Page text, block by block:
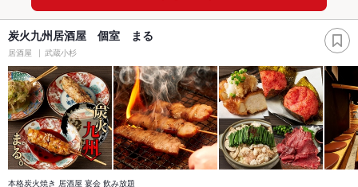
炭火九州居酒屋 個室 まる
居酒屋 武蔵小杉
本格炭火焼き 居酒屋 宴会 飲み放題